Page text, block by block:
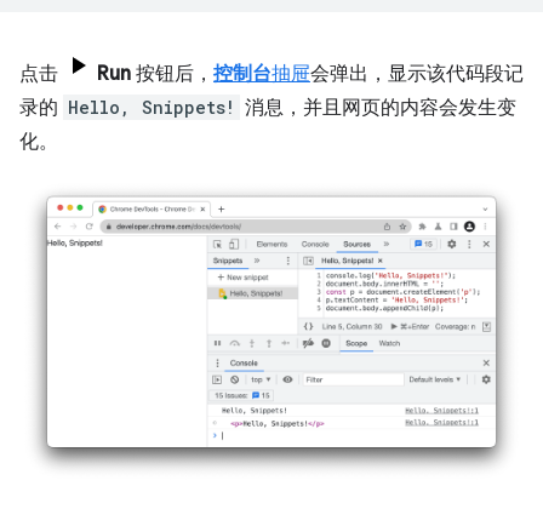
点击 Run 按钮后， 控制台抽屉会弹出，显示该代码段记
录的 Hello, Snippets! 消息，并且网页的内容会发生变
化。